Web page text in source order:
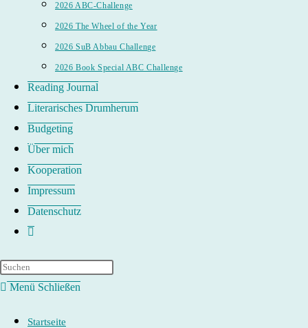
2026 ABC-Challenge
2026 The Wheel of the Year
2026 SuB Abbau Challenge
2026 Book Special ABC Challenge
Reading Journal
Literarisches Drumherum
Budgeting
Über mich
Kooperation
Impressum
Datenschutz
Website-
umschalten
Menü Schließen
Startseite